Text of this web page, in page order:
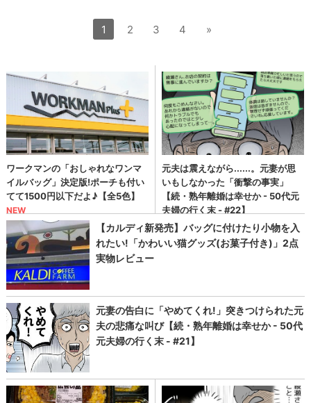
1 2 3 4 »